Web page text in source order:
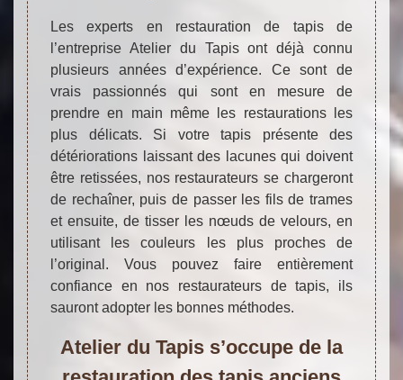
Les experts en restauration de tapis de
l’entreprise Atelier du Tapis ont déjà connu
plusieurs années d’expérience. Ce sont de
vrais passionnés qui sont en mesure de
prendre en main même les restaurations les
plus délicats. Si votre tapis présente des
détériorations laissant des lacunes qui doivent
être retissées, nos restaurateurs se chargeront
de rechaîner, puis de passer les fils de trames
et ensuite, de tisser les nœuds de velours, en
utilisant les couleurs les plus proches de
l’original. Vous pouvez faire entièrement
confiance en nos restaurateurs de tapis, ils
sauront adopter les bonnes méthodes.
Atelier du Tapis s’occupe de la